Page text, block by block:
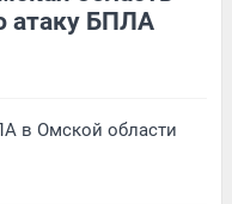
атаку БПЛА
в Омской области